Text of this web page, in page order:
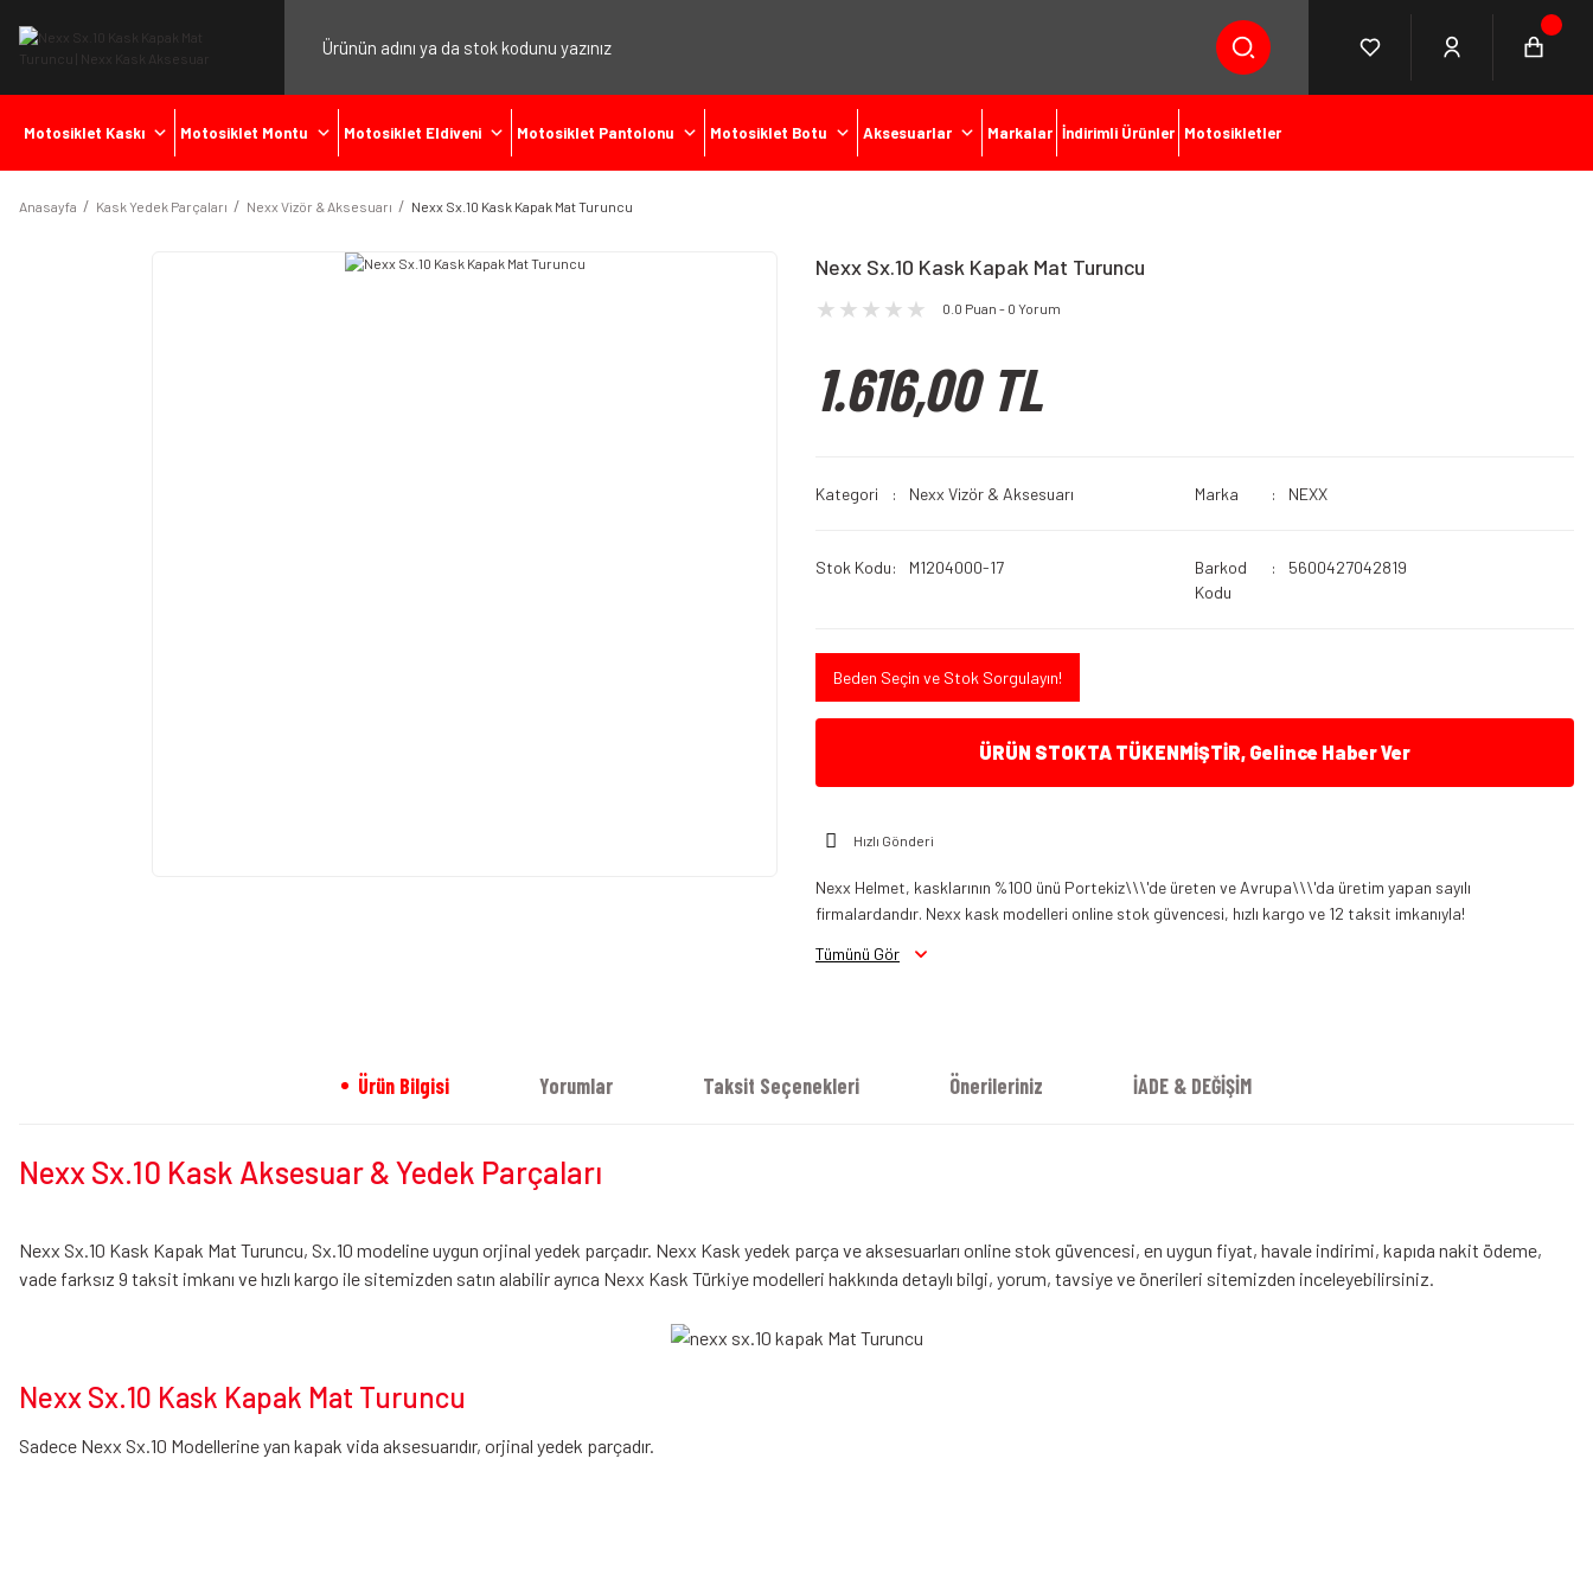
Motosiklet Kaskı Motosiklet Montu Motosiklet Eldiveni Motosiklet Pantolonu Motosiklet Botu Aksesuarlar Markalar İndirimli Ürünler Motosikletler
Anasayfa Kask Yedek Parçaları Nexx Vizör & Aksesuarı Nexx Sx.10 Kask Kapak Mat Turuncu
Nexx Sx.10 Kask Kapak Mat Turuncu
0.0 Puan - 0 Yorum
1.616,00 TL
Kategori Nexx Vizör & Aksesuarı Marka NEXX
Stok Kodu M1204000-17
Barkod
Kodu
5600427042819
Beden Seçin ve Stok Sorgulayın!
ÜRÜN STOKTA TÜKENMİŞTİR, Gelince Haber Ver
Hızlı Gönderi
Nexx Helmet, kasklarının %100 ünü Portekiz\\\'de üreten ve Avrupa\\\'da üretim yapan sayılı
firmalardandır. Nexx kask modelleri online stok güvencesi, hızlı kargo ve 12 taksit imkanıyla!
Tümünü Gör
Ürün Bilgisi Yorumlar Taksit Seçenekleri Önerileriniz İADE & DEĞİŞİM
Nexx Sx.10 Kask Aksesuar & Yedek Parçaları
Nexx Sx.10 Kask Kapak Mat Turuncu, Sx.10 modeline uygun orjinal yedek parçadır. Nexx Kask yedek parça ve aksesuarları online stok güvencesi, en uygun fiyat, havale indirimi, kapıda nakit ödeme,
vade farksız 9 taksit imkanı ve hızlı kargo ile sitemizden satın alabilir ayrıca Nexx Kask Türkiye modelleri hakkında detaylı bilgi, yorum, tavsiye ve önerileri sitemizden inceleyebilirsiniz.
Nexx Sx.10 Kask Kapak Mat Turuncu
Sadece Nexx Sx.10 Modellerine yan kapak vida aksesuarıdır, orjinal yedek parçadır.